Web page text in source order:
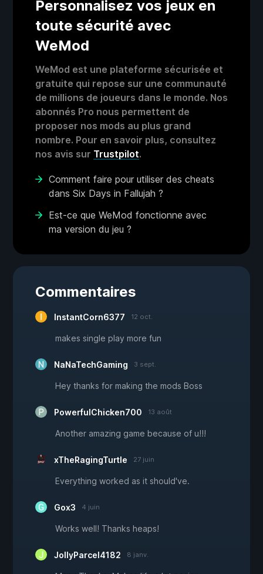
Personnalisez vos jeux en
toute sécurité avec
WeMod
WeMod est une plateforme sécurisée et
gratuite qui repose sur une communauté
de millions de joueurs dans le monde. Nos
abonnés Pro nous permettent de
proposer nos mods au plus grand
nombre. Pour en savoir plus, consultez
nos avis sur Trustpilot.
Comment faire pour utiliser des cheats
dans Six Days in Fallujah ?
Est-ce que WeMod fonctionne avec
ma version du jeu ?
Commentaires
InstantCorn6377 12 oct.
makes single play more fun
NaNaTechGaming 3 sept.
Hey thanks for making the mods Boss
PowerfulChicken700 13 août
Another amazing game because of u!!!
xTheRagingTurtle 27 juin
Everything worked as it should've.
Gox3 4 juin
Works well! Thanks heaps!
JollyParcel4182 8 janv.